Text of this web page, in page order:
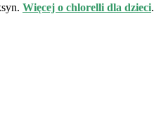
Więcej o chlorelli dla dzieci.